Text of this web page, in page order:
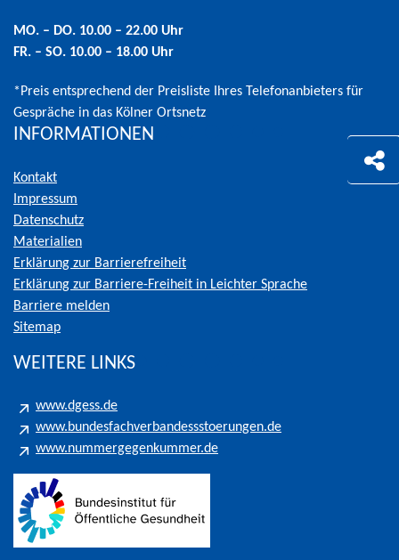
INFORMATIONEN
Kontakt
Impressum
Datenschutz
Materialien
Erklärung zur Barrierefreiheit
Erklärung zur Barriere-Freiheit in Leichter Sprache
Barriere melden
Sitemap
MO. – DO. 10.00 – 22.00 Uhr
FR. – SO. 10.00 – 18.00 Uhr
*Preis entsprechend der Preisliste Ihres Telefonanbieters für
Gespräche in das Kölner Ortsnetz
WEITERE LINKS
www.dgess.de
www.bundesfachverbandessstoerungen.de
www.nummergegenkummer.de